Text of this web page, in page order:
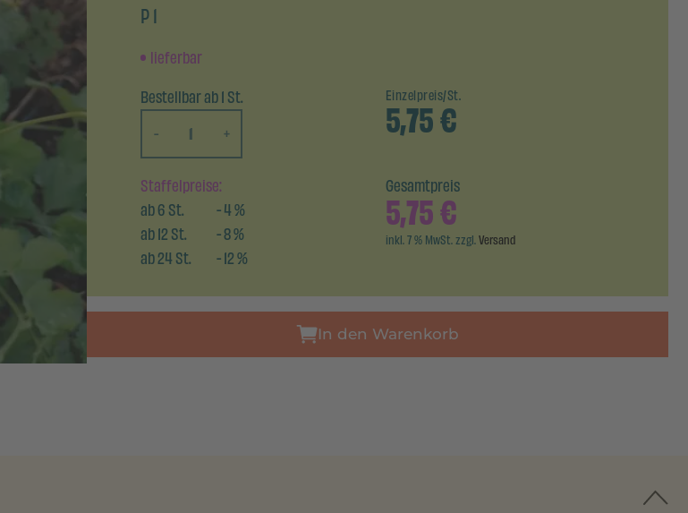
P 1
lieferbar
Bestellbar ab 1 St.
-
+
Einzelpreis/St.
5,75€
Staffelpreise:
ab6St. -4%
ab12St. -8%
ab24St. -12%
Gesamtpreis
5,75€
inkl. 7 % MwSt. zzgl.Versand
In den Warenkorb